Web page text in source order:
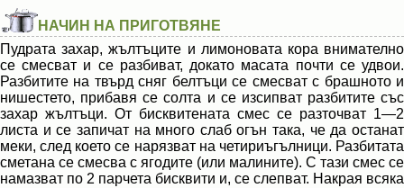
НАЧИН НА ПРИГОТВЯНЕ
Пудрата захар, жълтъците и лимоновата кора внимателно
се смесват и се разбиват, докато масата почти се удвои.
Разбитите на твърд сняг белтъци се смесват с брашното и
нишестето, прибавя се солта и се изсипват разбитите със
захар жълтъци. От бисквитената смес се разточват 1—2
листа и се запичат на много слаб огън така, че да останат
меки, след което се нарязват на четириъгълници. Разбитата
сметана се смесва с ягодите (или малините). С тази смес се
намазват по 2 парчета бисквити и, се слепват. Накрая всяка